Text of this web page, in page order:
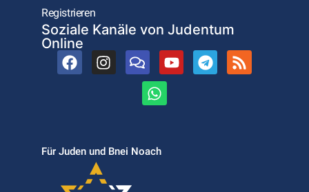
Registrieren
Soziale Kanäle von Judentum
Online
Für Juden und Bnei Noach